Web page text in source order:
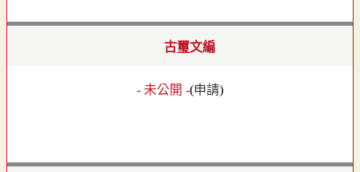
古璽文編
- 未公開 -(申請)